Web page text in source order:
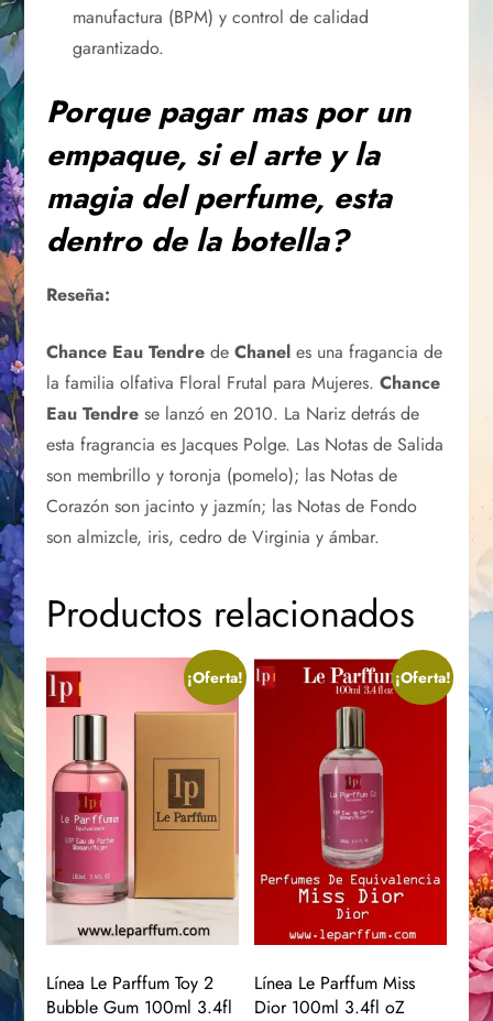
manufactura (BPM) y control de calidad
garantizado.
Porque pagar mas por un
empaque, si el arte y la
magia del perfume, esta
dentro de la botella?
Reseña:
Chance Eau Tendre deChanel es una fragancia de
la familia olfativa Floral Frutal para Mujeres.Chance
Eau Tendre se lanzó en 2010. La Nariz detrás de
esta fragrancia es Jacques Polge. Las Notas de Salida
son membrillo y toronja (pomelo); las Notas de
Corazón son jacinto y jazmín; las Notas de Fondo
son almizcle, iris, cedro de Virginia y ámbar.
Productos relacionados
¡Oferta!
Línea Le Parffum Toy 2
Bubble Gum 100ml 3.4fl
¡Oferta!
Línea Le Parffum Miss
Dior 100ml 3.4fl oZ